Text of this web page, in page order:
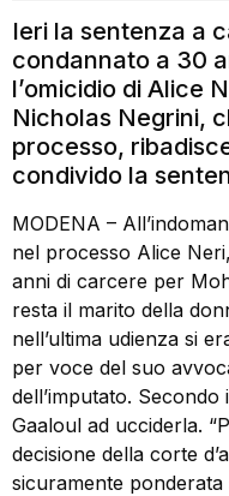
Ieri la sentenza a
condannato a 30
l’omicidio di Alice
Nicholas Negrini,
processo,
condivido la
MODENA –
nel processo Alice
anni di carcere per
resta il marito della
nell’ultima udienza si
per voce del suo
dell’imputato.
Gaaloul ad ucciderla.
decisione della corte
sicuramente